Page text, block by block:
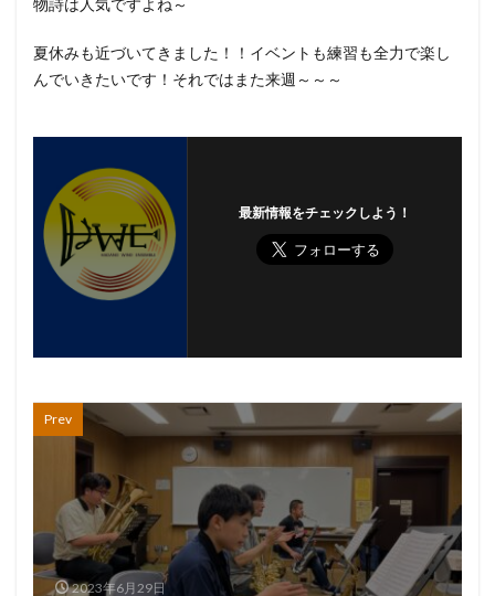
物詩は人気ですよね～
夏休みも近づいてきました！！イベントも練習も全力で楽し
んでいきたいです！それではまた来週～～～
最新情報をチェックしよう！
Prev
2023年6月29日